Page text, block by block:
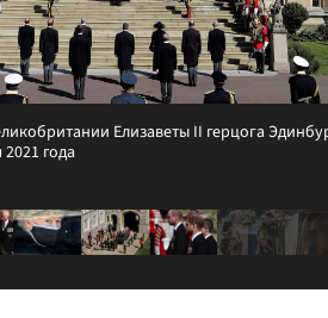
Елизаветы II герцога
года